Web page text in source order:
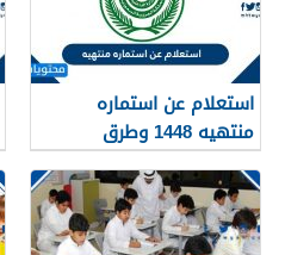
استعلام عن استماره
منتهيه 1448 وطرق
تجديدها